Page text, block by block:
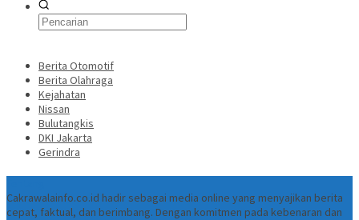
Berita Otomotif
Berita Olahraga
Kejahatan
Nissan
Bulutangkis
DKI Jakarta
Gerindra
Cakrawalainfo.co.id hadir sebagai media online yang menyajikan berita
cepat, faktual, dan berimbang. Dengan komitmen pada kebenaran dan